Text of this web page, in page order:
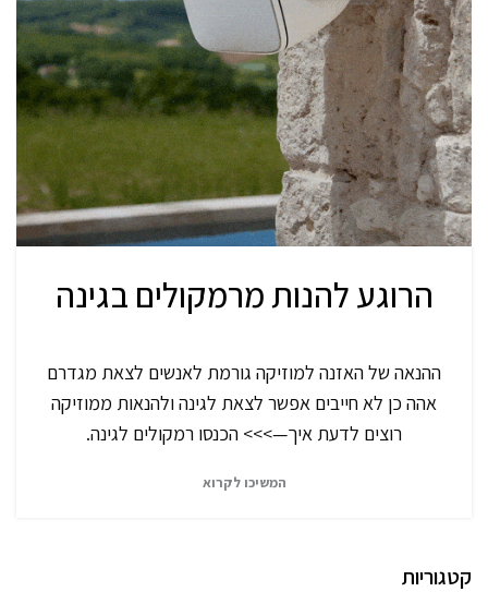
הרוגע להנות מרמקולים בגינה
ההנאה של האזנה למוזיקה גורמת לאנשים לצאת מגדרם
אהה כן לא חייבים אפשר לצאת לגינה ולהנאות ממוזיקה
רוצים לדעת איך—>>> הכנסו רמקולים לגינה.
המשיכו לקרוא
קטגוריות